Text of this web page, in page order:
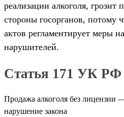
реализации алкоголя, грозит
стороны госорганов, потому
актов регламентирует меры
нарушителей.
Статья 171 УК РФ
Продажа алкоголя без лицензии
нарушение закона